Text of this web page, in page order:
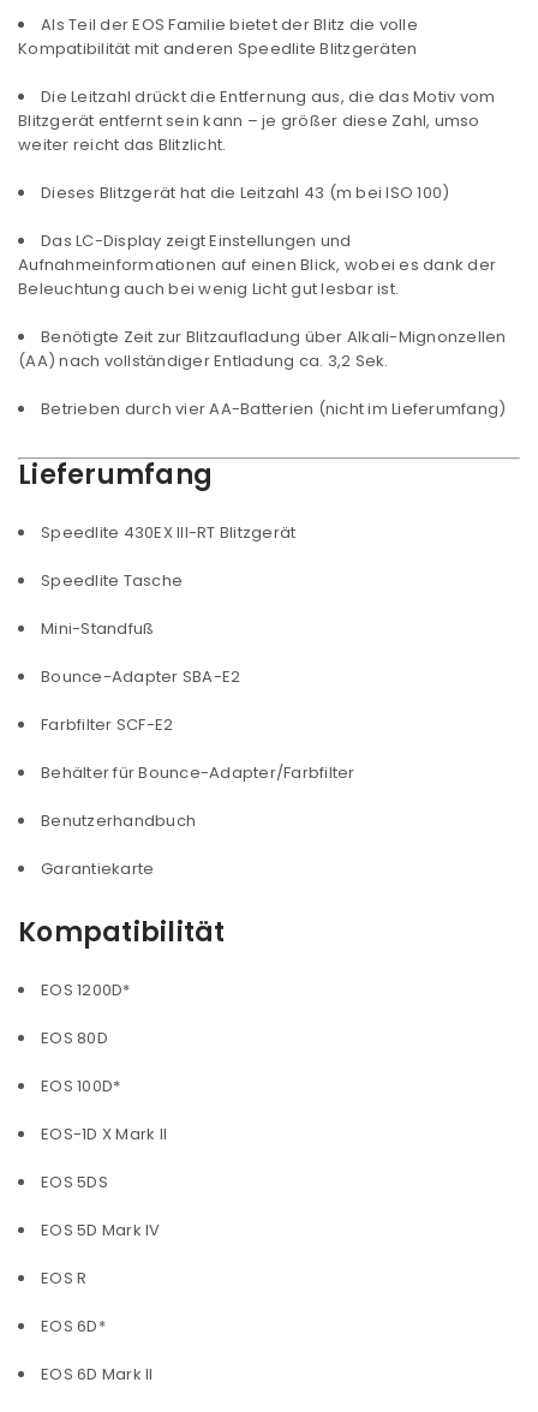
Als Teil der EOS Familie bietet der Blitz die volle
Kompatibilität mit anderen Speedlite Blitzgeräten
Die Leitzahl drückt die Entfernung aus, die das Motiv vom
Blitzgerät entfernt sein kann – je größer diese Zahl, umso
weiter reicht das Blitzlicht.
Dieses Blitzgerät hat die Leitzahl 43 (m bei ISO 100)
Das LC-Display zeigt Einstellungen und
Aufnahmeinformationen auf einen Blick, wobei es dank der
Beleuchtung auch bei wenig Licht gut lesbar ist.
Benötigte Zeit zur Blitzaufladung über Alkali-Mignonzellen
(AA) nach vollständiger Entladung ca. 3,2 Sek.
Betrieben durch vier AA-Batterien (nicht im Lieferumfang)
Lieferumfang
Speedlite 430EX III-RT Blitzgerät
Speedlite Tasche
Mini-Standfuß
Bounce-Adapter SBA-E2
Farbfilter SCF-E2
Behälter für Bounce-Adapter/Farbfilter
Benutzerhandbuch
Garantiekarte
Kompatibilität
EOS 1200D*
EOS 80D
EOS 100D*
EOS-1D X Mark II
EOS 5DS
EOS 5D Mark IV
EOS R
EOS 6D*
EOS 6D Mark II